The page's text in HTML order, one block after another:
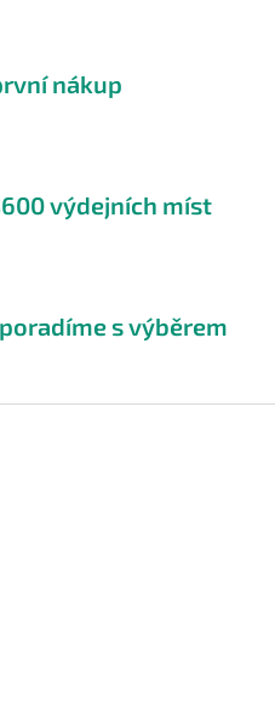
nákup
výdejních míst
s výběrem